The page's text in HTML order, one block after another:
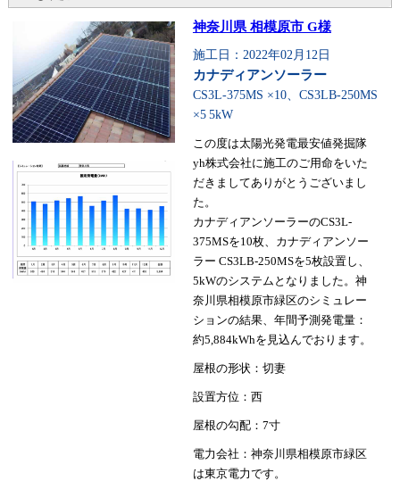
神奈川県 相模原市 G様
施工日：2022年02月12日
カナディアンソーラー
CS3L-375MS ×10、CS3LB-250MS
×5 5kW
この度は太陽光発電最安値発掘隊
yh株式会社に施工のご用命をいた
だきましてありがとうございまし
た。
カナディアンソーラーのCS3L-
375MSを10枚、カナディアンソー
ラー CS3LB-250MSを5枚設置し、
5kWのシステムとなりました。神
奈川県相模原市緑区のシミュレー
ションの結果、年間予測発電量：
約5,884kWhを見込んでおります。
屋根の形状：切妻
設置方位：西
屋根の勾配：7寸
電力会社：神奈川県相模原市緑区
は東京電力です。